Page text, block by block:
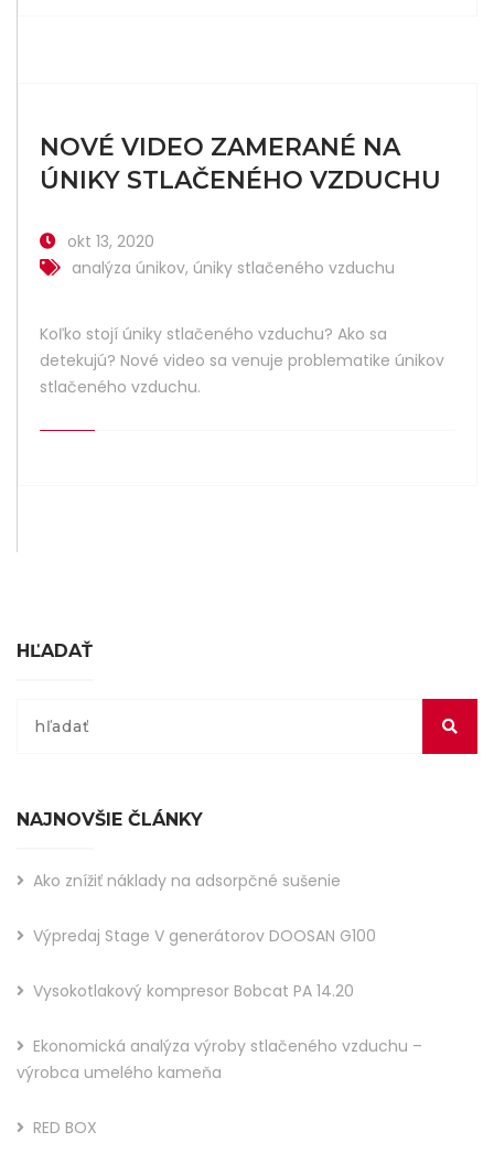
NOVÉ VIDEO ZAMERANÉ NA
ÚNIKY STLAČENÉHO VZDUCHU
okt 13, 2020
analýza únikov, úniky stlačeného vzduchu
Koľko stojí úniky stlačeného vzduchu? Ako sa
detekujú? Nové video sa venuje problematike únikov
stlačeného vzduchu.
HĽADAŤ
NAJNOVŠIE ČLÁNKY
Ako znížiť náklady na adsorpčné sušenie
Výpredaj Stage V generátorov DOOSAN G100
Vysokotlakový kompresor Bobcat PA 14.20
Ekonomická analýza výroby stlačeného vzduchu –
výrobca umelého kameňa
RED BOX